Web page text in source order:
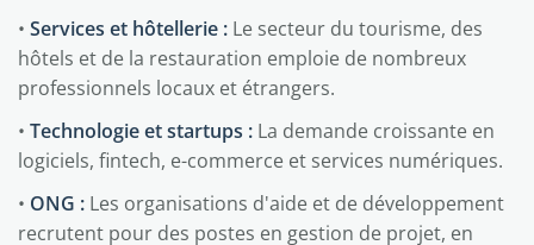
• Services et hôtellerie : Le secteur du tourisme, des
hôtels et de la restauration emploie de nombreux
professionnels locaux et étrangers.
• Technologie et startups : La demande croissante en
logiciels, fintech, e-commerce et services numériques.
• ONG : Les organisations d'aide et de développement
recrutent pour des postes en gestion de projet, en